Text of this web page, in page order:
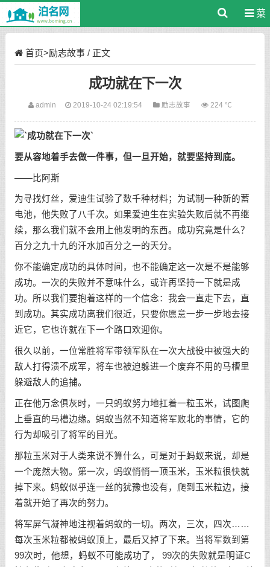
菜
首页>励志故事/ 正文
成功就在下一次
admin 2019-10-24 02:19:54 励志故事 224 ℃
要从容地着手去做一件事，但一旦开始，就要坚持到底。
——比阿斯
为寻找灯丝，爱迪生试验了数千种材料；为试制一种新的蓄
电池，他失败了八千次。如果爱迪生在实验失败后就不再继
续，那么我们就不会用上他发明的东西。成功究竟是什么？
百分之九十九的汗水加百分之一的天分。
你不能确定成功的具体时间，也不能确定这一次是不是能够
成功。一次的失败并不意味什么，或许再坚持一下就是成
功。所以我们要抱着这样的一个信念：我会一直走下去，直
到成功。其实成功离我们很近，只要你愿意一步一步地去接
近它，它也许就在下一个路口欢迎你。
很久以前，一位常胜将军带领军队在一次大战役中被强大的
敌人打得溃不成军，将车也被迫躲进一个废弃不用的马槽里
躲避敌人的追捕。
正在他万念俱灰时，一只蚂蚁努力地扛着一粒玉米，试图爬
上垂直的马槽边缘。蚂蚁当然不知道将军败北的事情，它的
行为却吸引了将军的目光。
那粒玉米对于人类来说不算什么，可是对于蚂蚁来说，却是
一个庞然大物。第一次，蚂蚁悄悄一顶玉米，玉米粒很快就
掉下来。蚂蚁似乎连一丝的犹豫也没有，爬到玉米粒边，接
着就开始了再次的努力。
将军屏气凝神地注视着蚂蚁的一切。两次，三次，四次……
每次玉米粒都被蚂蚁顶上，最后又掉了下来。当将军数到第
99次时，他想，蚂蚁不可能成功了， 99次的失败就是明证C